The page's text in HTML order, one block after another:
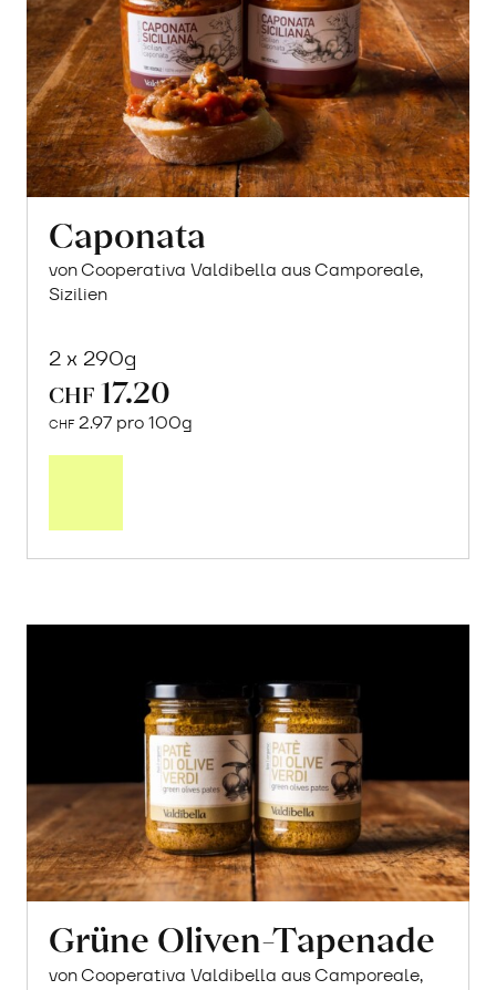
Caponata
von Cooperativa Valdibella aus Camporeale,
Sizilien
2 x 290g
CHF 17.20
CHF 2.97 pro 100g
Grüne Oliven-Tapenade
von Cooperativa Valdibella aus Camporeale,